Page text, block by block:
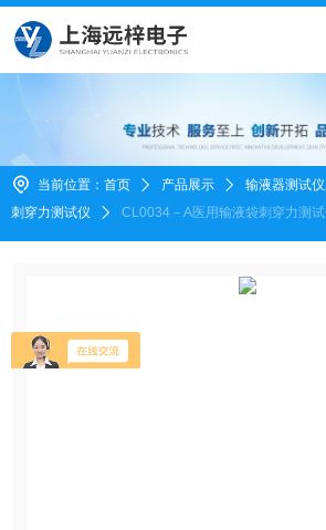
当前位置： 首页 产品展示 输液器测试
刺穿力测试仪
CL0034－A医用输液袋刺穿力测